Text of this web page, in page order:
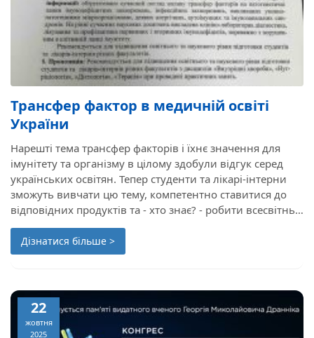
Трансфер фактор в медичній освіті
України
Нарешті тема трансфер факторів і їхнє значення для
імунітету та організму в цілому здобули відгук серед
українських освітян. Тепер студенти та лікарі-інтерни
зможуть вивчати цю тему, компетентно ставитися до
відповідних продуктів та - хто знає? - робити всесвітньо
значущі відкриття в галузі імунології у майбутньому.
Дізнатися більше >
22
жовтня
2025